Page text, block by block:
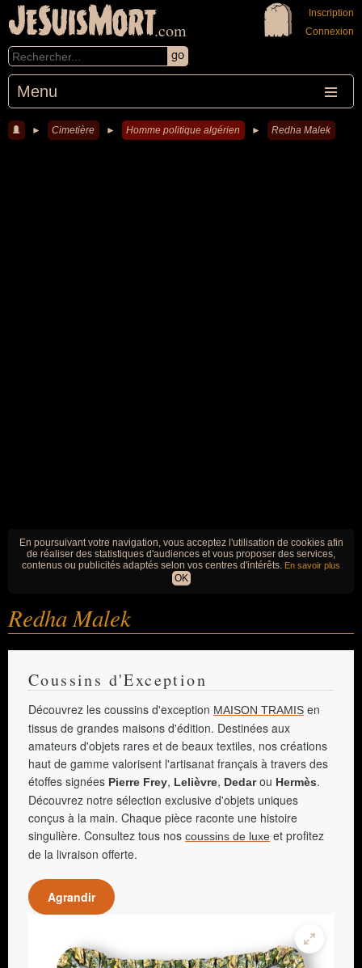
JeSuisMort.com
Menu
Inscription
Connexion
► Cimetière ► Homme politique algérien ► Redha Malek
En poursuivant votre navigation, vous acceptez l'utilisation de cookies afin
de réaliser des statistiques d'audiences et vous proposer des services,
contenus ou publicités adaptés selon vos centres d'intérêts. En savoir plus
OK
Redha Malek
Coussins d'Exception
Découvrez les coussins d'exception MAISON TRAMIS en
tissus de grandes maisons d'édition. Destinées aux
amateurs d'objets rares et de beaux textiles, nos créations
haut de gamme valorisent l'artisanat français à travers des
étoffes signées Pierre Frey, Lelièvre, Dedarou Hermès.
Découvrez notre sélection exclusive d'objets uniques
conçus à la main. Chaque pièce raconte une histoire
singulière. Consultez tous nos coussins de luxe et profitez
de la livraison offerte.
Agrandir